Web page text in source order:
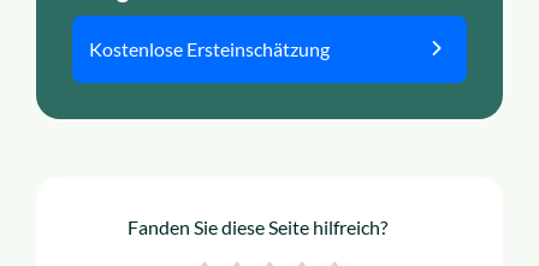
Kostenlose Ersteinschätzung
Fanden Sie diese Seite hilfreich?